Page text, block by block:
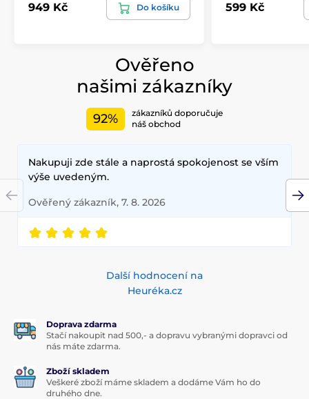
949 Kč Do košíku 599 Kč
Ověřeno
našimi zákazníky
92%
zákazníků doporučuje
náš obchod
Nakupuji zde stále a naprostá spokojenost se vším
výše uvedeným.
Ověřený zákazník, 7. 8. 2026
Další hodnocení na
Heuréka.cz
Doprava zdarma
Stačí nakoupit nad 500,- a dopravu vybranými dopravci od
nás máte zdarma.
Zboží skladem
Veškeré zboží máme skladem a dodáme Vám ho do
druhého dne.